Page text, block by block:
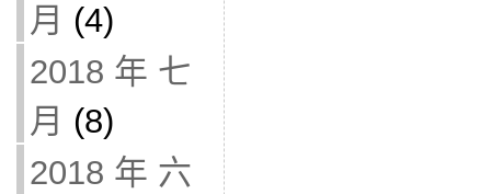
月 (4)
2018 年 七
月 (8)
2018 年 六